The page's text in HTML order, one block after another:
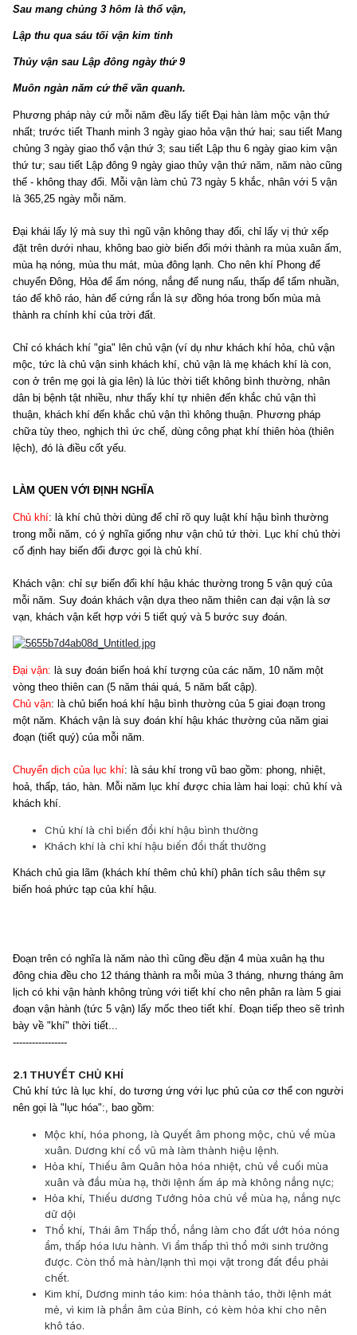
Sau mang chủng 3 hôm là thổ vận,
Lập thu qua sáu tối vận kim tinh
Thủy vận sau Lập đông ngày thứ 9
Muôn ngàn năm cứ thế vần quanh.
Phương pháp này cứ mỗi năm đều lấy tiết Đại hàn làm mộc vận thứ
nhất; trước tiết Thanh minh 3 ngày giao hỏa vận thứ hai; sau tiết Mang
chủng 3 ngày giao thổ vận thứ 3; sau tiết Lập thu 6 ngày giao kim vận
thứ tư; sau tiết Lập đông 9 ngày giao thủy vận thứ năm, năm nào cũng
thế - không thay đổi. Mỗi vận làm chủ 73 ngày 5 khắc, nhân với 5 vận
là 365,25 ngày mỗi năm.
Đại khái lấy lý mà suy thì ngũ vận không thay đổi, chỉ lấy vị thứ xếp
đặt trên dưới nhau, không bao giờ biến đổi mới thành ra mùa xuân ấm,
mùa hạ nóng, mùa thu mát, mùa đông lạnh. Cho nên khí Phong để
chuyển Đông, Hỏa để ấm nóng, nắng để nung nấu, thấp để tẩm nhuần,
táo để khô ráo, hàn để cứng rắn là sự đồng hóa trong bốn mùa mà
thành ra chính khí của trời đất.
Chỉ có khách khí "gia" lên chủ vận (ví dụ như khách khí hỏa, chủ vận
mộc, tức là chủ vận sinh khách khí, chủ vận là mẹ khách khí là con,
con ở trên mẹ gọi là gia lên) là lúc thời tiết không bình thường, nhân
dân bị bệnh tật nhiều, như thấy khí tự nhiên đến khắc chủ vận thì
thuận, khách khí đến khắc chủ vận thì không thuận. Phương pháp
chữa tùy theo, nghịch thì ức chế, dùng công phạt khí thiên hòa (thiên
lệch), đó là điều cốt yếu.
LÀM QUEN VỚI ĐỊNH NGHĨA
Chủ khí: là khí chủ thời dùng để chỉ rõ quy luật khí hậu bình thường
trong mỗi năm, có ý nghĩa giống như vận chủ tứ thời. Lục khí chủ thời
cố định hay biến đổi được gọi là chủ khí.
Khách vận: chỉ sự biến đổi khí hậu khác thường trong 5 vận quý của
mỗi năm. Suy đoán khách vận dựa theo năm thiên can đại vận là sơ
vạn, khách vận kết hợp với 5 tiết quý và 5 bước suy đoán.
Đại vận: là suy đoán biến hoá khí tượng của các năm, 10 năm một
vòng theo thiên can (5 năm thái quá, 5 năm bất cập).
Chủ vận: là chủ biến hoá khí hậu bình thường của 5 giai đoạn trong
một năm. Khách vận là suy đoán khí hậu khác thường của năm giai
đoạn (tiết quý) của mỗi năm.
Chuyển dịch của lục khí: là sáu khí trong vũ bao gồm: phong, nhiệt,
hoả, thấp, táo, hàn. Mỗi năm lục khí được chia làm hai loại: chủ khí và
khách khí.
Chủ khí là chỉ biến đổi khí hậu bình thường
Khách khí là chỉ khí hậu biến đổi thất thường
Khách chủ gia lãm (khách khí thêm chủ khí) phân tích sâu thêm sự
biến hoá phức tạp của khí hậu.
Đoạn trên có nghĩa là năm nào thì cũng đều đặn 4 mùa xuân hạ thu
đông chia đều cho 12 tháng thành ra mỗi mùa 3 tháng, nhưng tháng âm
lịch có khi vận hành không trùng với tiết khí cho nên phân ra làm 5 giai
đoạn vận hành (tức 5 vận) lấy mốc theo tiết khí. Đoạn tiếp theo sẽ trình
bày về "khí" thời tiết...
-----------------
2.1 THUYẾT CHỦ KHÍ
Chủ khí tức là lục khí, do tương ứng với lục phủ của cơ thể con người
nên gọi là "lục hóa":, bao gồm:
Mộc khí, hóa phong, là Quyết âm phong mộc, chủ về mùa
xuân. Dương khí cổ vũ mà làm thành hiệu lệnh.
Hỏa khí, Thiếu âm Quân hỏa hóa nhiệt, chủ về cuối mùa
xuân và đầu mùa hạ, thời lệnh ấm áp mà không nắng nực;
Hỏa khí, Thiếu dương Tướng hỏa chủ về mùa hạ, nắng nực
dữ dội
Thổ khí, Thái âm Thấp thổ, nắng làm cho đất ướt hóa nóng
ẩm, thấp hóa lưu hành. Vì ẩm thấp thì thổ mới sinh trưởng
được. Còn thổ mà hàn/lạnh thì mọi vật trong đất đều phải
chết.
Kim khí, Dương minh táo kim: hóa thành táo, thời lệnh mát
mẻ, vì kim là phần âm của Bính, có kèm hỏa khí cho nên
khô táo.